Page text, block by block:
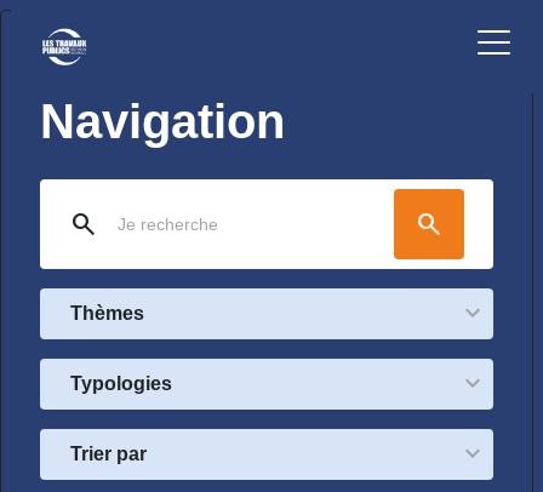
Navigation
search search
Thèmes
Typologies
Trier par